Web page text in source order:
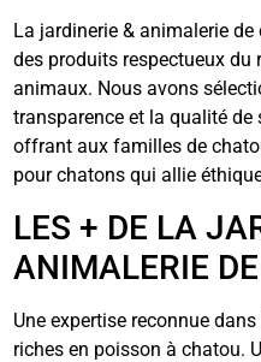
La jardinerie & animalerie
des produits respectueux du
animaux. Nous avons
transparence et la qualité de
offrant aux familles de
pour chatons qui allie
LES + DE LA
ANIMALERIE
Une expertise reconnue
riches en poisson à chatou.